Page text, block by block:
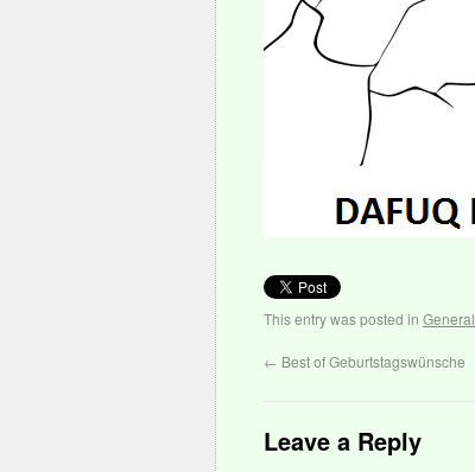
This entry was posted in General
← Best of Geburtstagswünsche
Leave a Reply